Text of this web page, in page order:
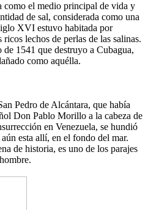
como el medio principal de vida y
de sal, considerada como una
XVI estuvo habitada por
lechos de perlas de las salinas.
1541 que destruyo a Cubagua,
como aquélla.
Pedro de Alcántara, que había
Don Pablo Morillo a la cabeza de
en Venezuela, se hundió
esta allí, en el fondo del mar.
de historia, es uno de los parajes